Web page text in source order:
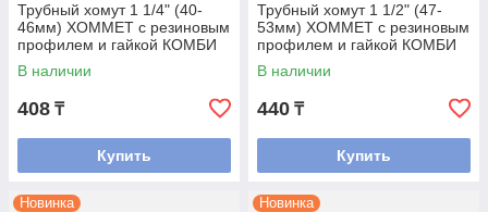
Трубный хомут 1 1/4" (40-
46мм) ХОММЕТ с резиновым
профилем и гайкой КОМБИ
М8/М10
В наличии
408 ₸
Купить
Трубный хомут 1 1/2" (47-
53мм) ХОММЕТ с резиновым
профилем и гайкой КОМБИ
М8/М10
В наличии
440 ₸
Купить
Новинка Новинка